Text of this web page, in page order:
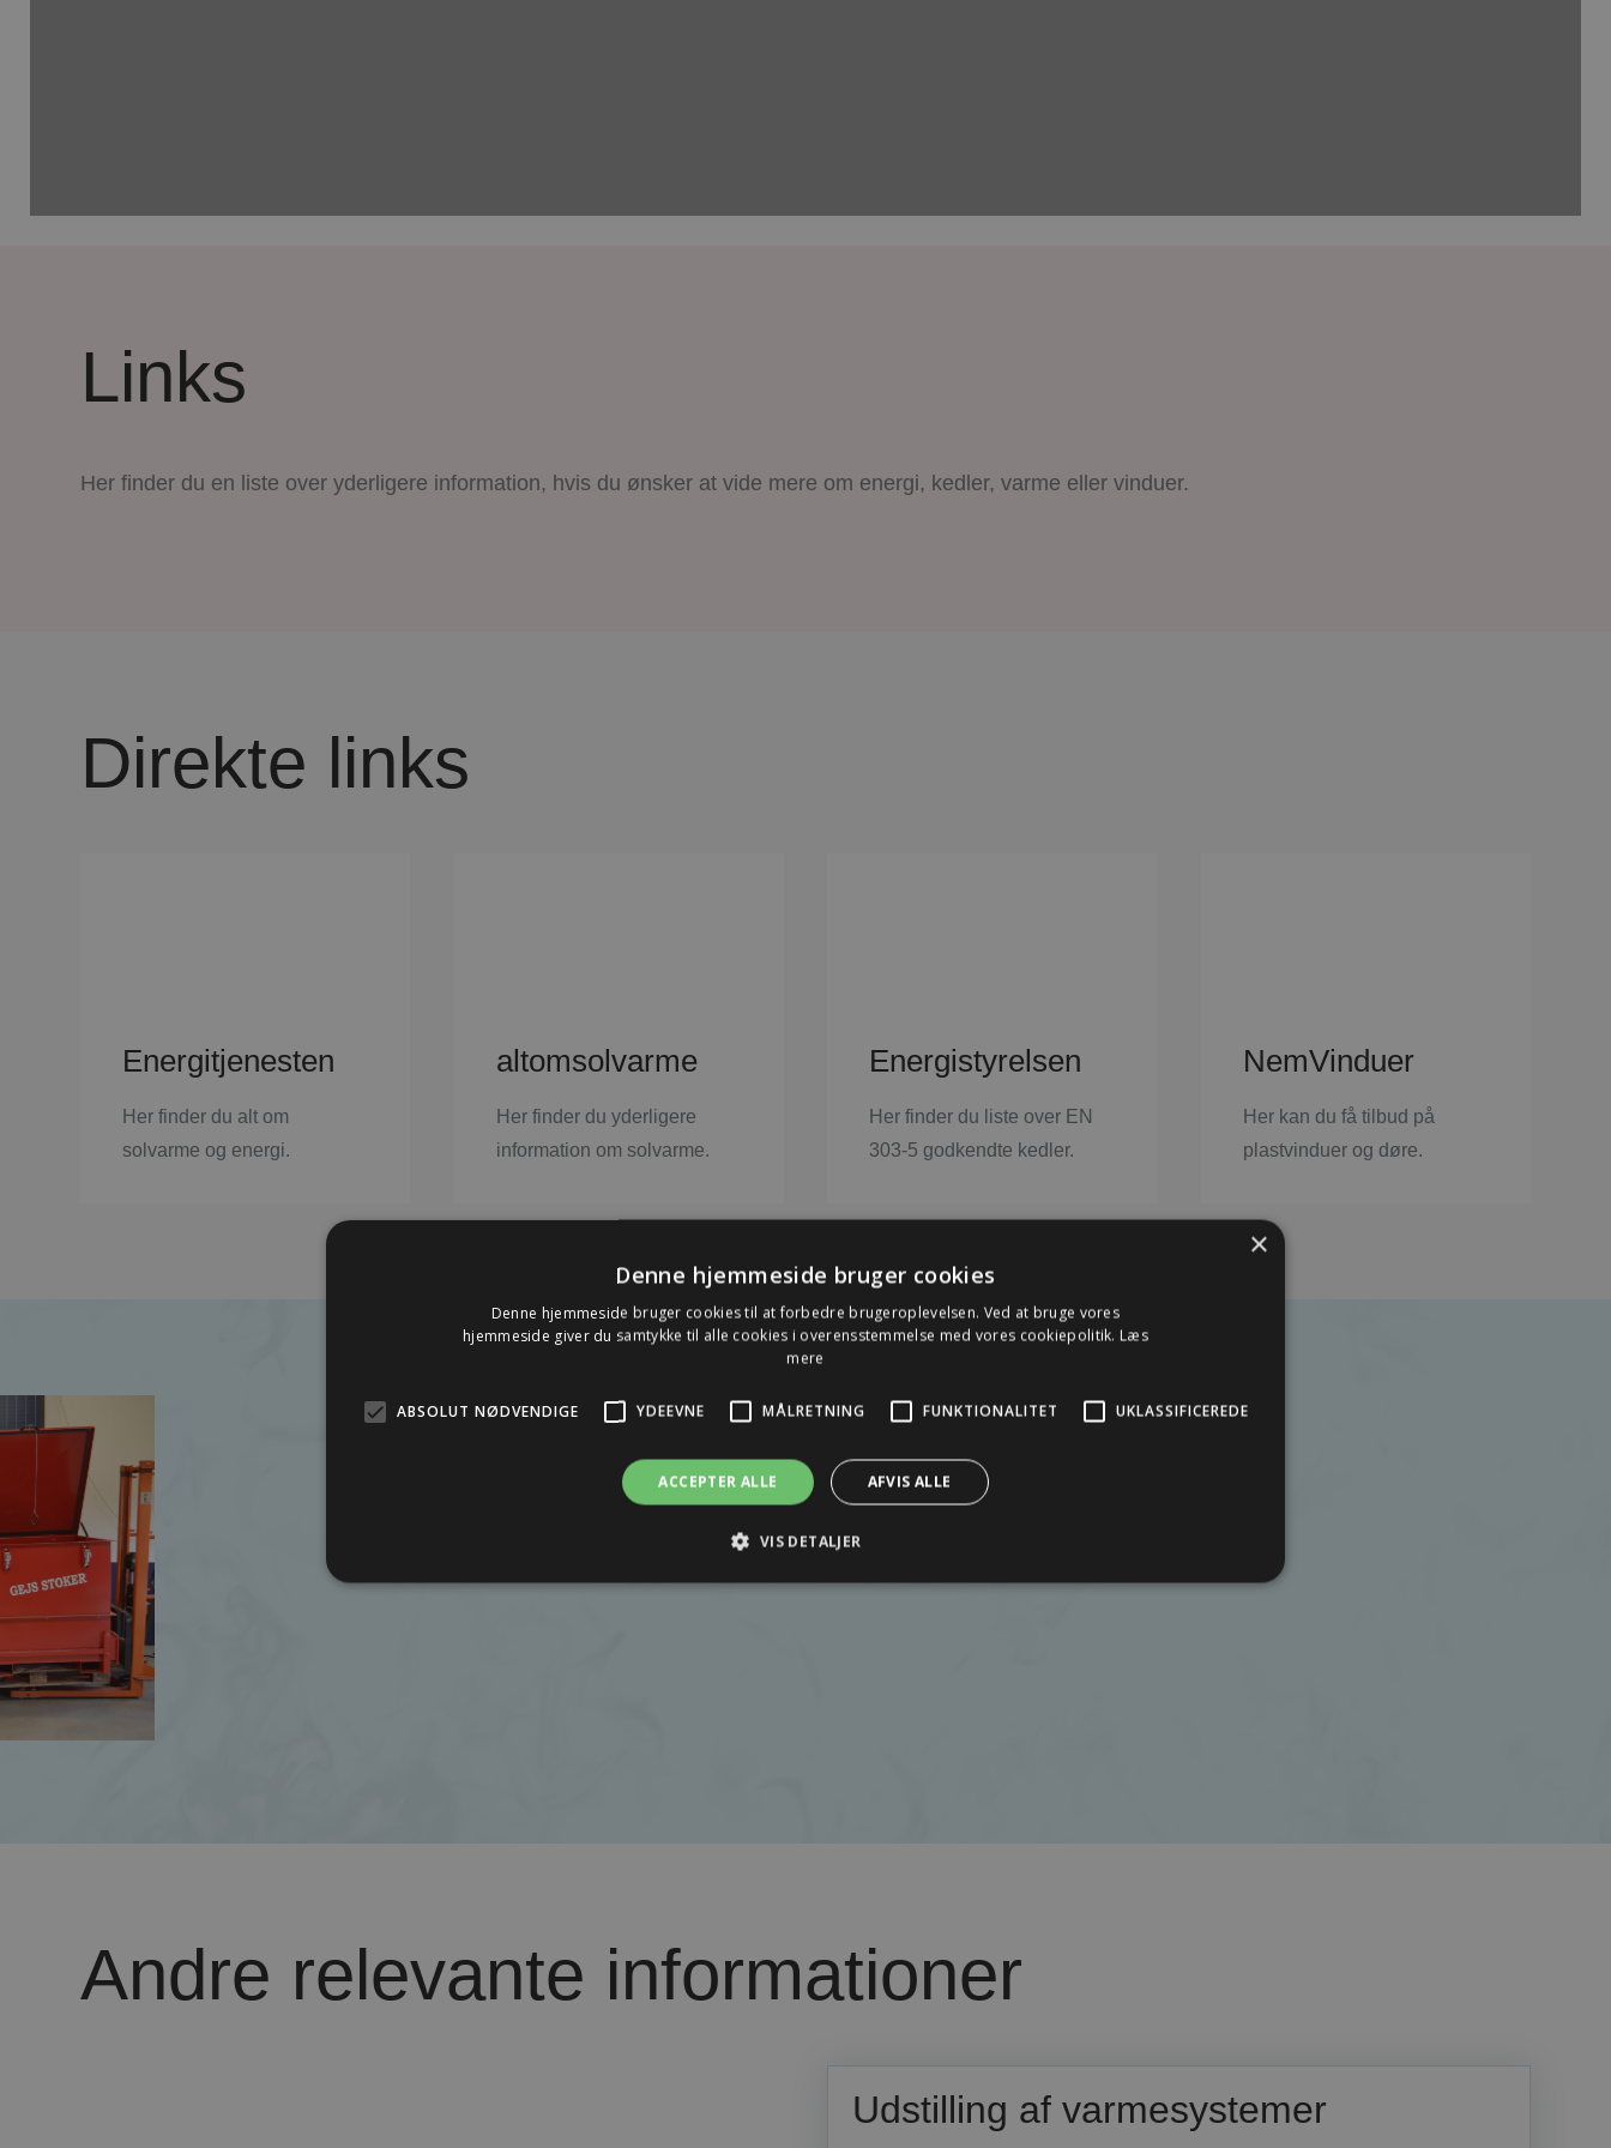
Links
Her finder du en liste over yderligere information, hvis du ønsker at vide mere om energi, kedler, varme eller vinduer.
Direkte links
Energitjenesten
Her finder du alt om
solvarme og energi.
altomsolvarme
Her finder du yderligere
information om solvarme.
Energistyrelsen
Her finder du liste over EN
303-5 godkendte kedler.​​
NemVinduer
Her kan du få tilbud på
plastvinduer og døre.
Andre relevante informationer
Udstilling af varmesystemer
×
Denne hjemmeside bruger cookies
Denne hjemmeside bruger cookies til at forbedre brugeroplevelsen. Ved at bruge vores
hjemmeside giver du samtykke til alle cookies i overensstemmelse med vores cookiepolitik. Læs
mere
ABSOLUT NØDVENDIGE YDEEVNE MÅLRETNING FUNKTIONALITET UKLASSIFICEREDE
ACCEPTER ALLE AFVIS ALLE
VIS DETALJER